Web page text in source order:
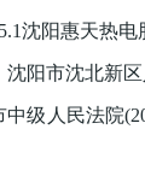
沈阳惠天热
沈阳市沈北新
中级人民法院